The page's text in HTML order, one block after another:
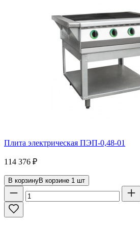
Плита электрическая ПЭП-0,48-01
114 376 ₽
В корзинуВ корзине 1 шт